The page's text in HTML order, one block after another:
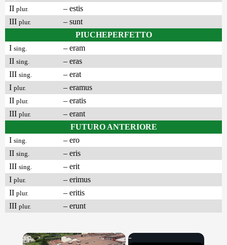
II plur.
– estis
III plur.
– sunt
PIUCHEPERFETTO
I sing.
– eram
II sing.
– eras
III sing.
– erat
I plur.
– eramus
II plur.
– eratis
III plur.
– erant
FUTURO ANTERIORE
I sing.
– ero
II sing.
– eris
III sing.
– erit
I plur.
– erimus
II plur.
– eritis
III plur. – erunt
×